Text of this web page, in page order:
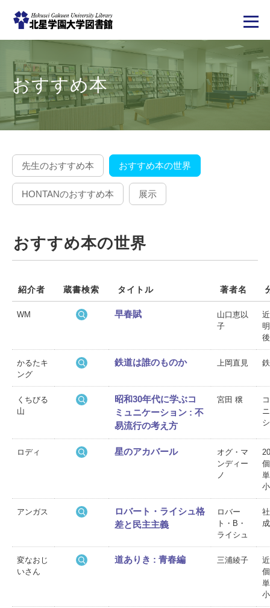
テ
ン
に
移
おすすめ本
先生のおすすめ本 おすすめ本の世界
HONTANのおすすめ本 展示
おすすめ本の世界
紹介者 蔵書検索 タイトル 著者名
WM 早春賦
山口恵以
子
後
かるたキ
ング
鉄道は誰のものか 上岡直見
くちびる
山
昭和30年代に学ぶコ
ミュニケーション : 不
易流行の考え方
宮田 穣
ロディ 星のアカバール
オグ・マ
ンディー
ノ
アンガス
ロバート・ライシュ格
差と民主主義
ロバー
ト・B・
ライシュ
変なおじ
いさん
道ありき : 青春編 三浦綾子